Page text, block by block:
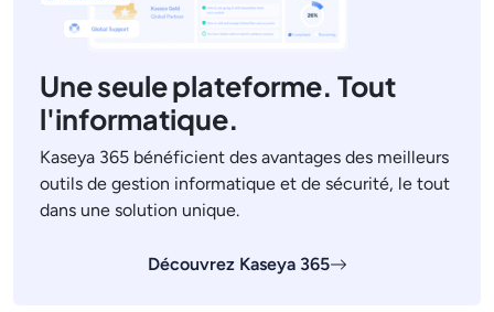
Une seule plateforme. Tout
l'informatique.
Kaseya 365 bénéficient des avantages des meilleurs
outils de gestion informatique et de sécurité, le tout
dans une solution unique.
Découvrez Kaseya 365